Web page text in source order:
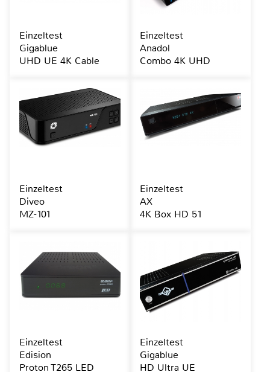
Einzeltest
Gigablue
UHD UE 4K Cable
Einzeltest
Anadol
Combo 4K UHD
Einzeltest
Diveo
MZ-101
Einzeltest
AX
4K Box HD 51
Einzeltest
Edision
Proton T265 LED
Einzeltest
Gigablue
HD Ultra UE